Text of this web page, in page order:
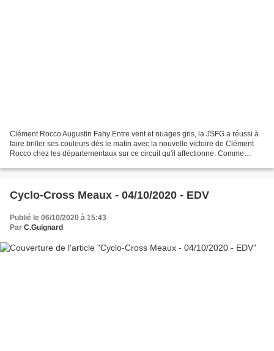
Clément Rocco Augustin Fahy Entre vent et nuages gris, la JSFG a réussi à
faire briller ses couleurs dès le matin avec la nouvelle victoire de Clément
Rocco chez les départementaux sur ce circuit qu'il affectionne. Comme
Cyclo-Cross Meaux - 04/10/2020 - EDV
Publié le 06/10/2020 à 15:43
Par C.Guignard